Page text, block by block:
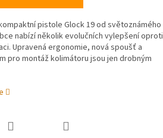
pistole Glock 19 od světoznámého
nabízí několik evolučních vylepšení oproti
Upravená ergonomie, nová spoušť a
pro montáž kolimátoru jsou jen drobným